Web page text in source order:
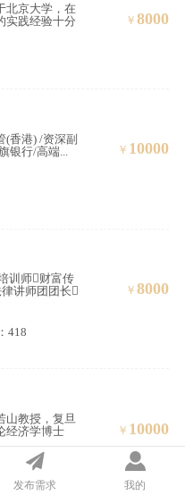
发布需求 我的
北京大学，在
实践经验十分
￥8000
(香港) /资深副
银行/高端...
￥ 10000
训师财富传
讲师团团长
418
￥8000
山教授，复旦
经济学博士
￥ 10000